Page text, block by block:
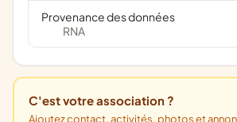
Provenance des données
RNA
C'est votre association ?
Ajoutez contact, activités, photos et annonces. Gratuit, en 5